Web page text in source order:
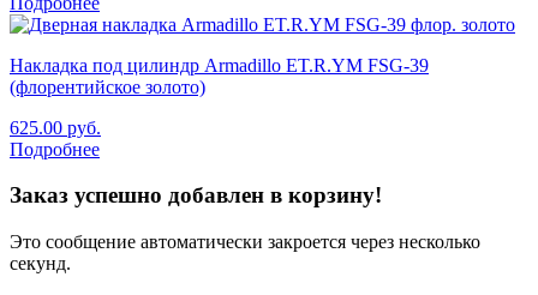
Накладка под цилиндр Armadillo ET.R.YM FSG-39
(флорентийское золото)
625.00 руб.
Подробнее
Заказ успешно добавлен в корзину!
Это сообщение автоматически закроется через несколько
секунд.